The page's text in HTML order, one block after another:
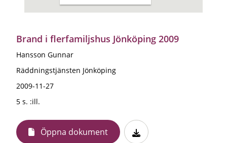
Brand i flerfamiljshus Jönköping 2009
Hansson Gunnar
Räddningstjänsten Jönköping
2009-11-27
5 s. :ill.
Öppna dokument